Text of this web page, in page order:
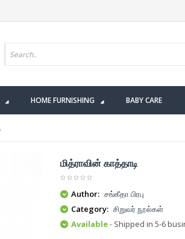
HOME FURNISHING BABY CARE
மித்ராவின் காத்தாடி
Author: சங்கீதா பிரபு
Category: சிறுவர் நூல்கள்
Available- Shipped in 5-6